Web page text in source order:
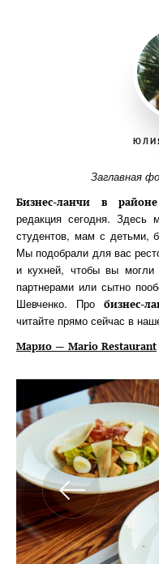
Заглавная
Бизнес-ланчи в
редакция сегодня. Здесь
студентов, мам с детьми,
Мы подобрали для вас
и кухней, чтобы вы могли
партнерами или сытно
Шевченко. Про бизнес-
читайте прямо сейчас в
Марио — Mario Restaurant